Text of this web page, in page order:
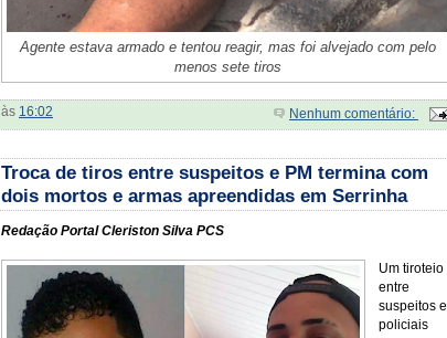
Agente estava armado e tentou reagir, mas foi alvejado com pelo
menos sete tiros
às 16:02 Nenhum comentário:
Troca de tiros entre suspeitos e PM termina com
dois mortos e armas apreendidas em Serrinha
Redação Portal Cleriston Silva PCS
Um tiroteio
entre
suspeitos e
policiais